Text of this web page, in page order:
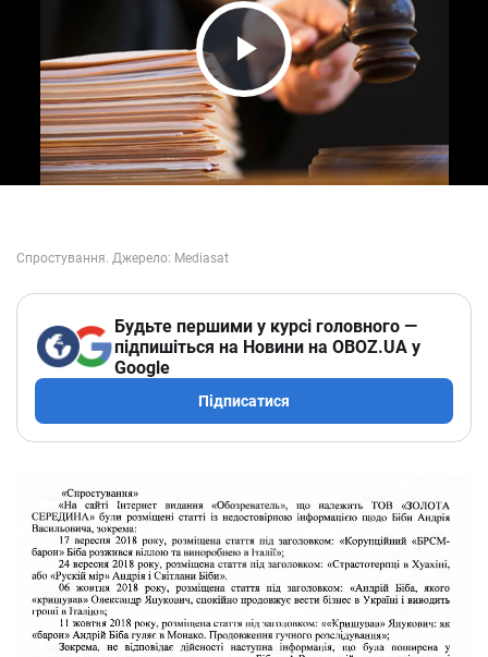
Play Video
Будьте першими у курсі головного —
підпишіться на Новини на OBOZ.UA у
Google
Підписатися